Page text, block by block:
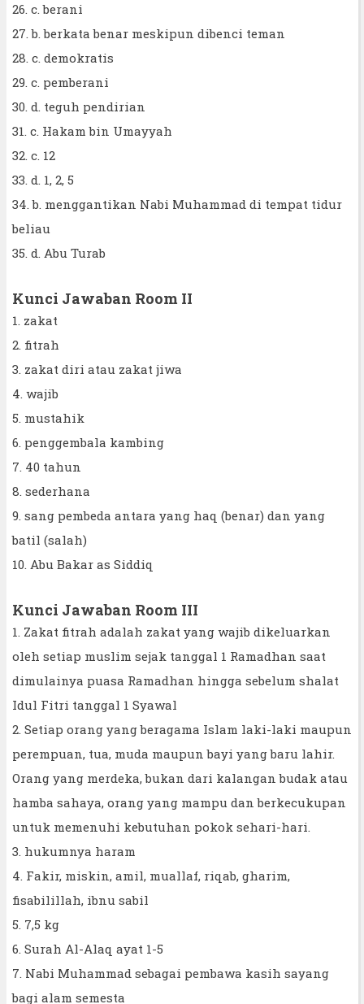
26. c. berani
27. b. berkata benar meskipun dibenci teman
28. c. demokratis
29. c. pemberani
30. d. teguh pendirian
31. c. Hakam bin Umayyah
32. c. 12
33. d. 1, 2, 5
34. b. menggantikan Nabi Muhammad di tempat tidur
beliau
35. d. Abu Turab
Kunci Jawaban Room II
1. zakat
2. fitrah
3. zakat diri atau zakat jiwa
4. wajib
5. mustahik
6. penggembala kambing
7. 40 tahun
8. sederhana
9. sang pembeda antara yang haq (benar) dan yang
batil (salah)
10. Abu Bakar as Siddiq
Kunci Jawaban Room III
1. Zakat fitrah adalah zakat yang wajib dikeluarkan
oleh setiap muslim sejak tanggal 1 Ramadhan saat
dimulainya puasa Ramadhan hingga sebelum shalat
Idul Fitri tanggal 1 Syawal
2. Setiap orang yang beragama Islam laki-laki maupun
perempuan, tua, muda maupun bayi yang baru lahir.
Orang yang merdeka, bukan dari kalangan budak atau
hamba sahaya, orang yang mampu dan berkecukupan
untuk memenuhi kebutuhan pokok sehari-hari.
3. hukumnya haram
4. Fakir, miskin, amil, muallaf, riqab, gharim,
fisabilillah, ibnu sabil
5. 7,5 kg
6. Surah Al-Alaq ayat 1-5
7. Nabi Muhammad sebagai pembawa kasih sayang
bagi alam semesta